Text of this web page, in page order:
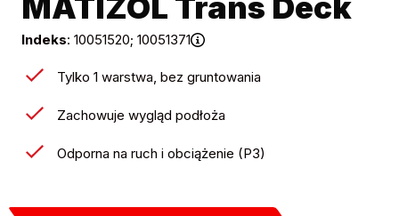
Indeks: 10051520; 10051371
Tylko 1 warstwa, bez gruntowania
Zachowuje wygląd podłoża
Odporna na ruch i obciążenie (P3)